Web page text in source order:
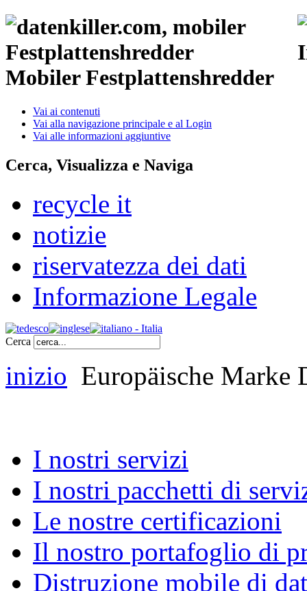
Mobiler Festplattenshredder
Vai ai contenuti
Vai alla navigazione principale e al Login
Vai alle informazioni aggiuntive
Cerca, Visualizza e Naviga
recycle it
notizie
riservatezza dei dati
Informazione Legale
Cerca
inizio Europäische
I nostri servizi
I nostri pacchetti di
Le nostre certificazioni
Il nostro portafoglio di
Distruzione mobile di